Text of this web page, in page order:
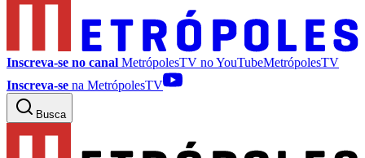
Inscreva-se no canal MetrópolesTV noYouTubeMetrópolesTV
Inscreva-se na MetrópolesTV
Busca